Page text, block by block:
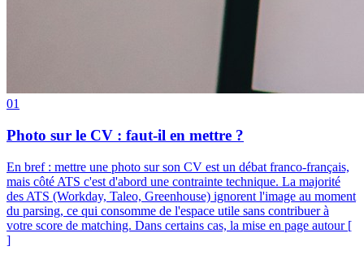
01
Photo sur le CV : faut-il en mettre ?
En bref : mettre une photo sur son CV est un débat franco-français,
mais côté ATS c'est d'abord une contrainte technique. La majorité
des ATS (Workday, Taleo, Greenhouse) ignorent l'image au moment
du parsing, ce qui consomme de l'espace utile sans contribuer à
votre score de matching. Dans certains cas, la mise en page autour [
]